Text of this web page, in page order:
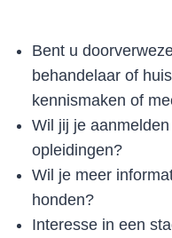
Bent u
behandelaar of
kennismaken of
Wil jij je
opleidingen?
Wil je meer
honden?
Interesse in een